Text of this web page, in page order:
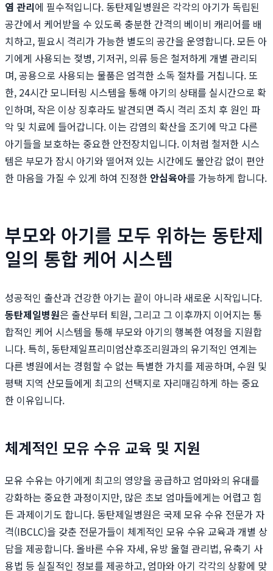
염 관리에 필수적입니다. 동탄제일병원은 각각의 아기가 독립된
공간에서 케어받을 수 있도록 충분한 간격의 베이비 캐리어를 배
치하고, 필요시 격리가 가능한 별도의 공간을 운영합니다. 모든 아
기에게 사용되는 젖병, 기저귀, 의류 등은 철저하게 개별 관리되
며, 공용으로 사용되는 물품은 엄격한 소독 절차를 거칩니다. 또
한, 24시간 모니터링 시스템을 통해 아기의 상태를 실시간으로 확
인하며, 작은 이상 징후라도 발견되면 즉시 격리 조치 후 원인 파
악 및 치료에 들어갑니다. 이는 감염의 확산을 조기에 막고 다른
아기들을 보호하는 중요한 안전장치입니다. 이처럼 철저한 시스
템은 부모가 잠시 아기와 떨어져 있는 시간에도 불안감 없이 편안
한 마음을 가질 수 있게 하여 진정한 안심육아를 가능하게 합니다.
부모와 아기를 모두 위하는 동탄제
일의 통합 케어 시스템
성공적인 출산과 건강한 아기는 끝이 아니라 새로운 시작입니다.
동탄제일병원은 출산부터 퇴원, 그리고 그 이후까지 이어지는 통
합적인 케어 시스템을 통해 부모와 아기의 행복한 여정을 지원합
니다. 특히, 동탄제일프리미엄산후조리원과의 유기적인 연계는
다른 병원에서는 경험할 수 없는 특별한 가치를 제공하며, 수원 및
평택 지역 산모들에게 최고의 선택지로 자리매김하게 하는 중요
한 이유입니다.
체계적인 모유 수유 교육 및 지원
모유 수유는 아기에게 최고의 영양을 공급하고 엄마와의 유대를
강화하는 중요한 과정이지만, 많은 초보 엄마들에게는 어렵고 힘
든 과제이기도 합니다. 동탄제일병원은 국제 모유 수유 전문가 자
격(IBCLC)을 갖춘 전문가들이 체계적인 모유 수유 교육과 개별 상
담을 제공합니다. 올바른 수유 자세, 유방 울혈 관리법, 유축기 사
용법 등 실질적인 정보를 제공하고, 엄마와 아기 각각의 상황에 맞